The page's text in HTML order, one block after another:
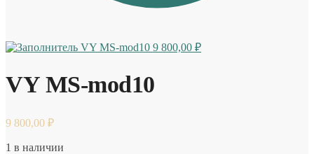
VY MS-mod10 9 800,00 ₽
VY MS-mod10
9 800,00 ₽
1 в наличии